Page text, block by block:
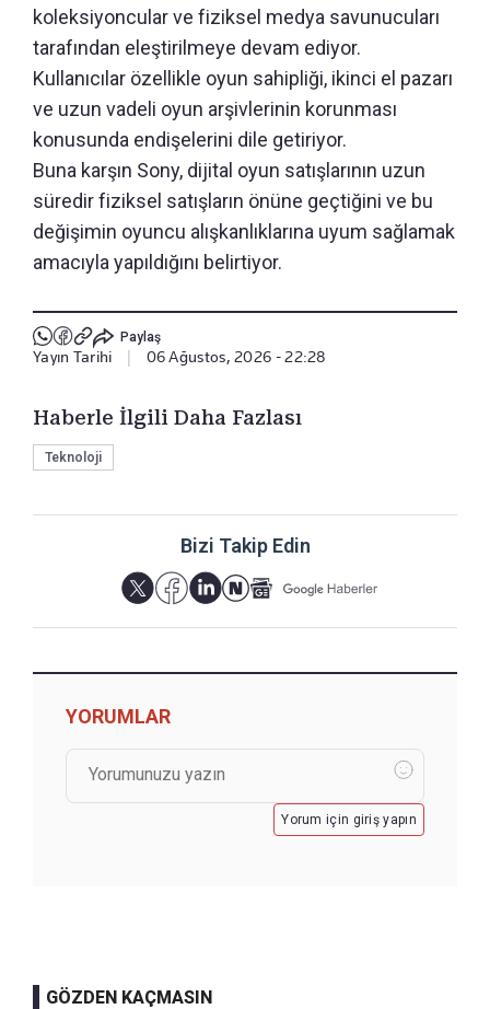
koleksiyoncular ve fiziksel medya savunucuları
tarafından eleştirilmeye devam ediyor.
Kullanıcılar özellikle oyun sahipliği, ikinci el pazarı
ve uzun vadeli oyun arşivlerinin korunması
konusunda endişelerini dile getiriyor.
Buna karşın Sony, dijital oyun satışlarının uzun
süredir fiziksel satışların önüne geçtiğini ve bu
değişimin oyuncu alışkanlıklarına uyum sağlamak
amacıyla yapıldığını belirtiyor.
Paylaş
Yayın Tarihi | 06 Ağustos, 2026 - 22:28
Haberle İlgili Daha Fazlası
Teknoloji
Bizi Takip Edin
YORUMLAR
Yorum için giriş yapın
GÖZDEN KAÇMASIN